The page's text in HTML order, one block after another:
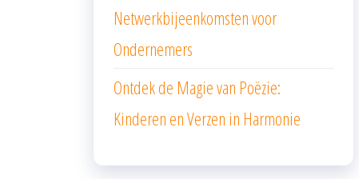
Netwerkbijeenkomsten voor
Ondernemers
Ontdek de Magie van Poëzie:
Kinderen en Verzen in Harmonie